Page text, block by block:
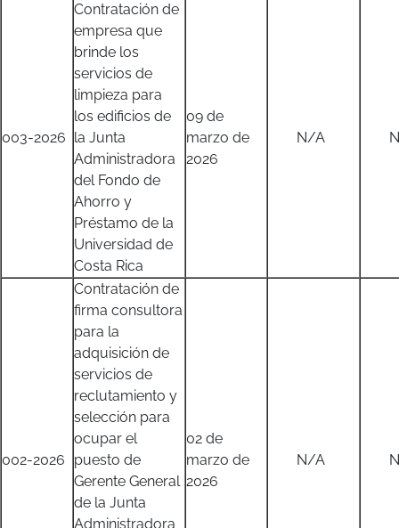
003-2026
Contratación de
empresa que
brinde los
servicios de
limpieza para
los edificios de
la Junta
Administradora
del Fondo de
Ahorro y
Préstamo de la
Universidad de
Costa Rica
09 de
marzo de
2026
N/A
002-2026
Contratación de
firma consultora
para la
adquisición de
servicios de
reclutamiento y
selección para
ocupar el
puesto de
Gerente General
de la Junta
Administradora
02 de
marzo de
2026
N/A